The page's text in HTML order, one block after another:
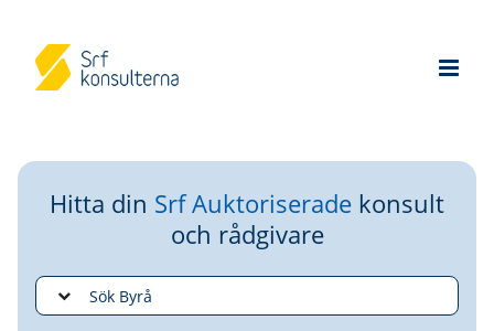
Hitta din Srf Auktoriserade konsult
och rådgivare